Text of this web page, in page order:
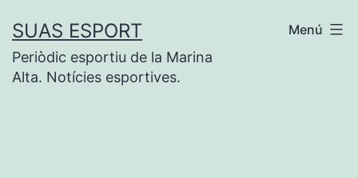
contenido
SUAS ESPORT
Periòdic esportiu de la Marina
Alta. Notícies esportives.
Menú